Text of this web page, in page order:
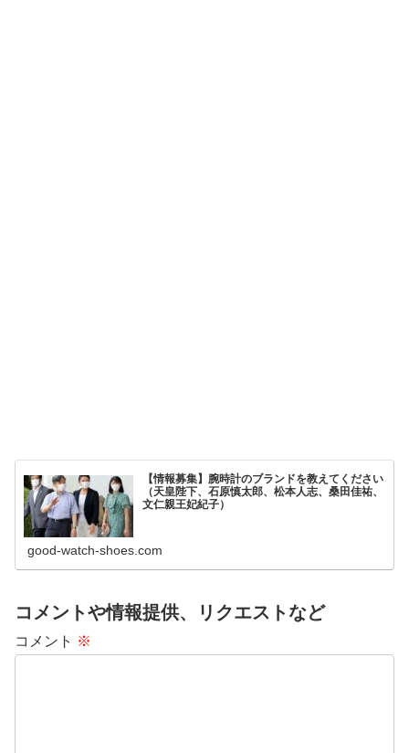
【情報募集】腕時計のブランドを教えてください
（天皇陛下、石原慎太郎、松本人志、桑田佳祐、
文仁親王妃紀子）
good-watch-shoes.com
コメントや情報提供、リクエストなど
コメント ※